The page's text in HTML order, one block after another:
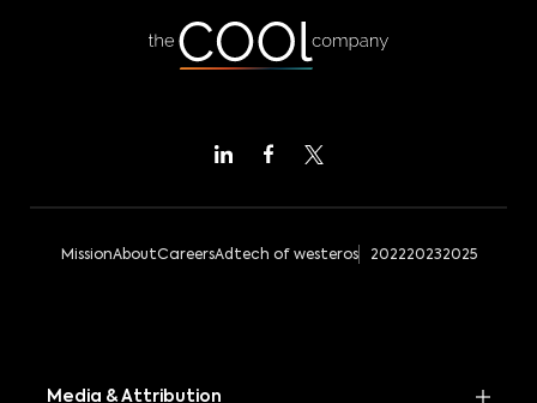
MissionAboutCareersAdtech of westeros 202220232025
Media & Attribution